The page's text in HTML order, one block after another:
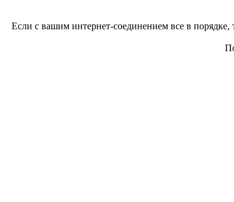
Если с вашим интернет-соединением все в порядке,